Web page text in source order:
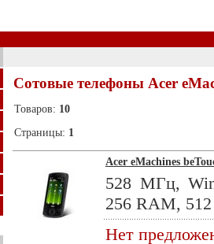
Сотовые телефоны Acer
Товаров: 10
Страницы: 1
Acer eMachines
528 МГц,
256 RAM,
Нет